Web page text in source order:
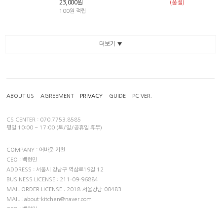
23,000원
100원 적립
(품절)
더보기 ▼
ABOUT US AGREEMENT PRIVACY GUIDE PC VER.
CS CENTER : 070.7753.8585
평일 10:00 ~ 17:00 (토/일/공휴일 휴무)
COMPANY : 어바웃 키친
CEO : 백현민
ADDRESS : 서울시 강남구 역삼로19길 12
BUSINESS LICENSE : 211-09-96884
MAIL ORDER LICENSE : 2018-서울강남-00483
MAIL : about-kitchen@naver.com